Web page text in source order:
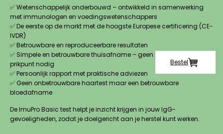
Bestel
✅ Wetenschappelijk onderbouwd – ontwikkeld in samenwerking
met immunologen en voedingswetenschappers
✅ De eerste op de markt met de hoogste Europese certificering (CE-
IVDR)
✅ Betrouwbare en reproduceerbare resultaten
✅ Simpele en betrouwbare thuisafname – geen bezoek aan een
prikpunt nodig
✅ Persoonlijk rapport met praktische adviezen
✅ Geen onbetrouwbare haartest maar een betrouwbare
bloedafname
De ImuPro Basic test helpt je inzicht krijgen in jouw IgG-
gevoeligheden, zodat je doelgericht aan je herstel kunt werken.